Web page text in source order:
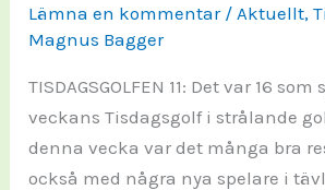
Lämna en kommentar / Aktuellt,
Magnus Bagger
TISDAGSGOLFEN 11: Det var 16 som
veckans Tisdagsgolf i strålande
denna vecka var det många bra
också med några nya spelare i